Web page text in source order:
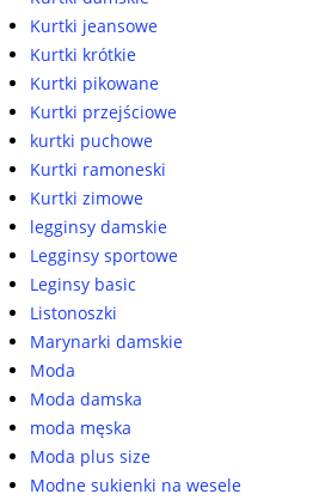
Kurtki jeansowe
Kurtki krótkie
Kurtki pikowane
Kurtki przejściowe
kurtki puchowe
Kurtki ramoneski
Kurtki zimowe
legginsy damskie
Legginsy sportowe
Leginsy basic
Listonoszki
Marynarki damskie
Moda
Moda damska
moda męska
Moda plus size
Modne sukienki na wesele